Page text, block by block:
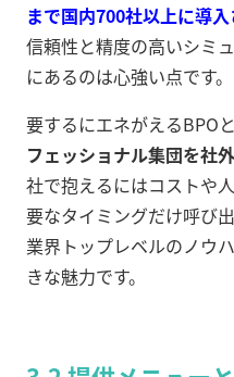
まで国内700社以上に導
信頼性と精度の高いシミ
にあるのは心強い点です。
要するにエネがえるBPOと
フェッショナル集団を社外
社で抱えるにはコストや
要なタイミングだけ呼び
業界トップレベルのノウ
きな魅力です。